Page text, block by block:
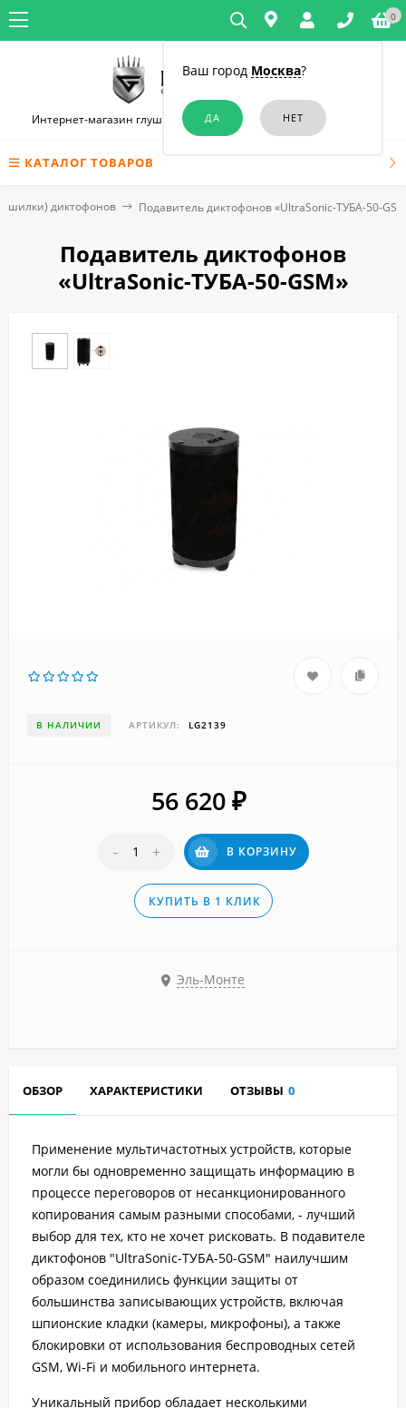
Ваш город Москва?
0
Интернет-магазин глушилок связи и диктофонов в Челябинске
КАТАЛОГ ТОВАРОВ
диктофонов Подавитель диктофонов «UltraSonic-ТУБА-50-
Подавитель диктофонов
«UltraSonic-ТУБА-50-GSM»
В НАЛИЧИИ АРТИКУЛ: LG2139
56 620 ₽
- + В КОРЗИНУ
КУПИТЬ В 1 КЛИК
Эль-Монте
ОБЗОР ХАРАКТЕРИСТИКИ ОТЗЫВЫ 0
Применение мультичастотных устройств, которые
могли бы одновременно защищать информацию в
процессе переговоров от несанкционированного
копирования самым разными способами, - лучший
выбор для тех, кто не хочет рисковать. В подавителе
диктофонов "UltraSonic-ТУБА-50-GSM" наилучшим
образом соединились функции защиты от
большинства записывающих устройств, включая
шпионские кладки (камеры, микрофоны), а также
блокировки от использования беспроводных сетей
GSM, Wi-Fi и мобильного интернета.
Уникальный прибор обладает несколькими